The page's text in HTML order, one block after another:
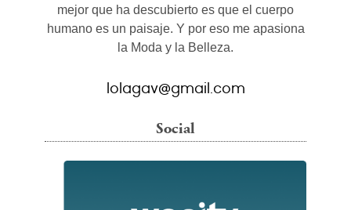
mejor que ha descubierto es que el cuerpo
humano es un paisaje. Y por eso me apasiona
la Moda y la Belleza.
lolagav@gmail.com
Social